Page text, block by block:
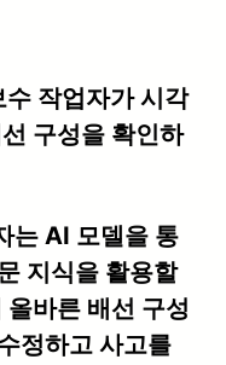
작업자가 시각
구성을 확인하
는 AI 모델을 통
지식을 활용할
바른 배선 구성
정하고 사고를